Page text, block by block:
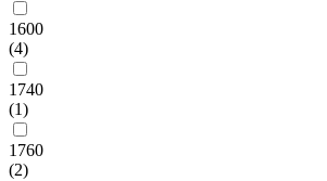
1600
(4)
1740
(1)
1760
(2)